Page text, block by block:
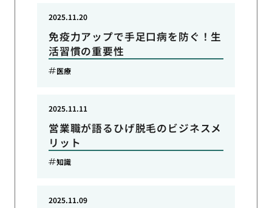
免疫力アップで手足口病を防ぐ！生
活習慣の重要性
2025.11.20
医療
営業職が語るひげ脱毛のビジネスメ
リット
2025.11.11
知識
2025.11.09